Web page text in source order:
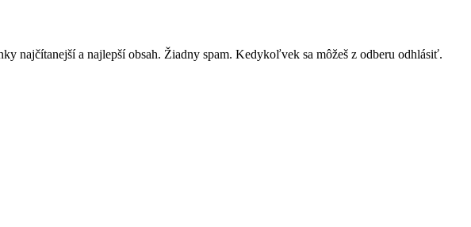
najčítanejší a najlepší obsah. Žiadny spam. Kedykoľvek sa môžeš z odberu odhlásiť.